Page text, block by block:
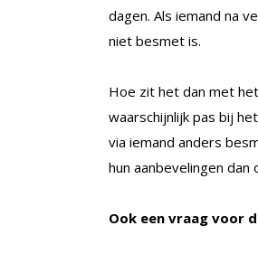
dagen. Als iemand na
niet besmet is.
Hoe zit het dan met
waarschijnlijk pas bij
via iemand anders
hun aanbevelingen
Ook een vraag voor